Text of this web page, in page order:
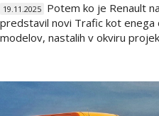
19.11.2025 Potem ko je Renault
predstavil novi Trafic kot enega
modelov, nastalih v okviru